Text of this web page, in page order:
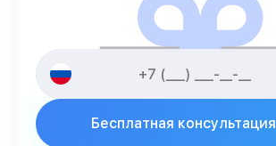
Бесплатная консультация